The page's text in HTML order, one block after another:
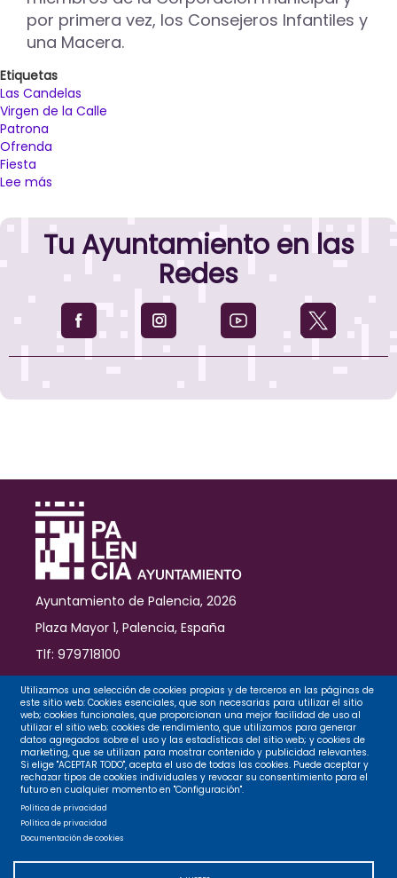
por primera vez, los Consejeros Infantiles y
una Macera.
Etiquetas
Las Candelas
Virgen de la Calle
Patrona
Ofrenda
Fiesta
Lee más
Andrés
aboga
ante
la
Virgen
de
la
por
lo
espiritual
Tu Ayuntamiento en las
Redes
Ayuntamiento de Palencia, 2026
Plaza Mayor 1, Palencia, España
Tlf: 979718100
Contacto
Legal
Privacidad
Utilizamos una selección de cookies propias y de terceros en las páginas de
este sitio web: Cookies esenciales, que son necesarias para utilizar el sitio
web; cookies funcionales, que proporcionan una mejor facilidad de uso al
utilizar el sitio web; cookies de rendimiento, que utilizamos para generar
datos agregados sobre el uso y las estadísticas del sitio web; y cookies de
marketing, que se utilizan para mostrar contenido y publicidad relevantes.
Si elige "ACEPTAR TODO", acepta el uso de todas las cookies. Puede aceptar y
rechazar tipos de cookies individuales y revocar su consentimiento para el
futuro en cualquier momento en "Configuración".
Política de privacidad
Política de privacidad
Documentación de cookies